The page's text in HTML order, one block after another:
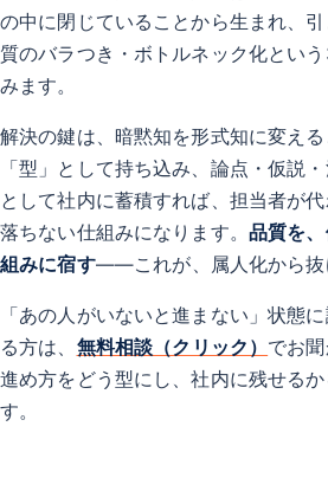
の中に閉じていることから生まれ、
質のバラつき・ボトルネック化とい
みます。
解決の鍵は、暗黙知を形式知に変え
「型」として持ち込み、論点・仮説
として社内に蓄積すれば、担当者が
落ちない仕組みになります。 品質を
組みに宿す——これが、属人化から抜
「あの人がいないと進まない」状態
る方は、 無料相談（クリック） でお聞
進め方をどう型にし、社内に残せるか
す。